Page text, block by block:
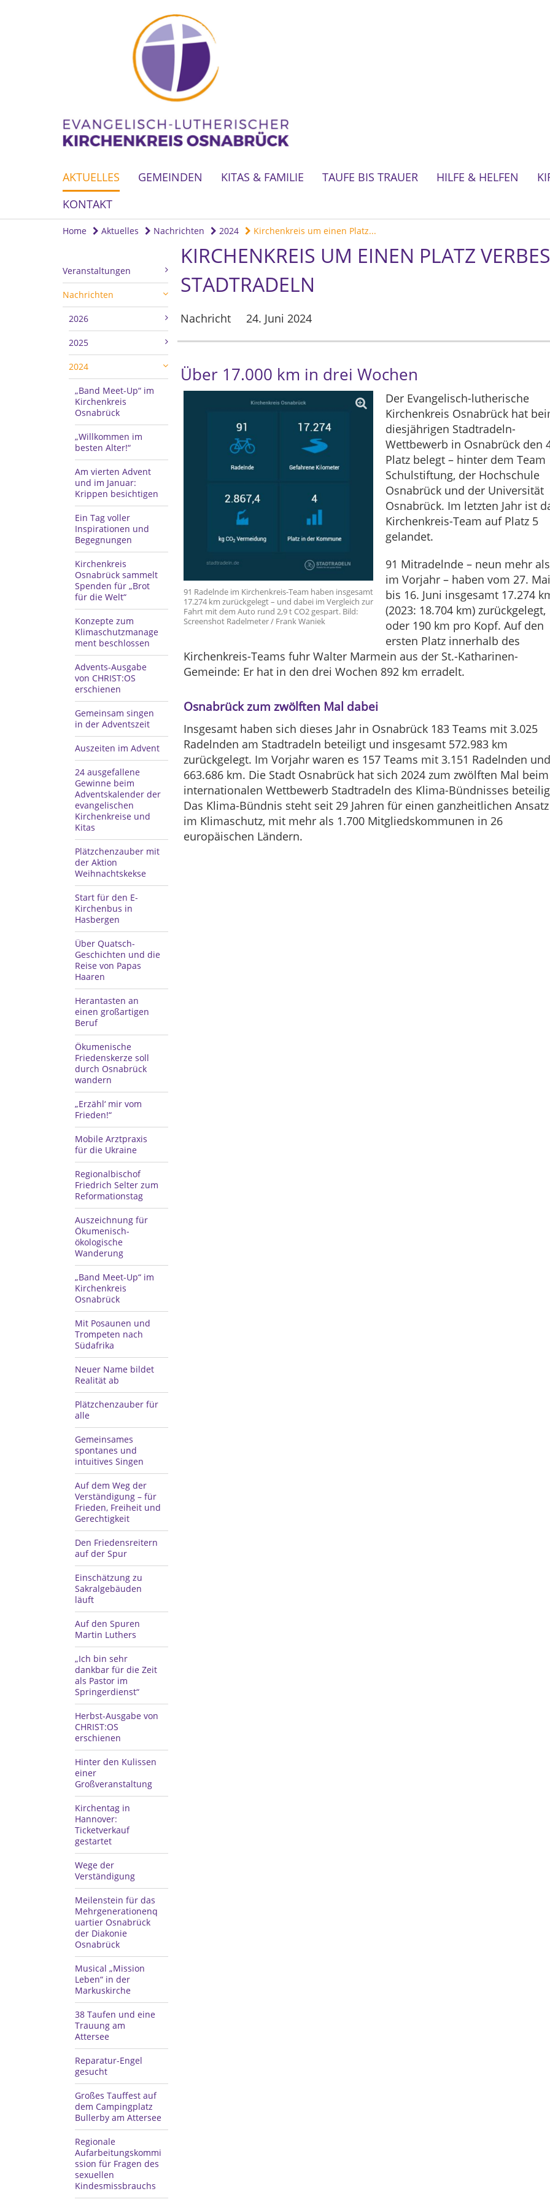
AKTUELLES GEMEINDEN KITAS & FAMILIE TAUFE BIS TRAUER HILFE & HELFEN
KONTAKT
Home Aktuelles Nachrichten 2024 Kirchenkreis um einen Platz...
Veranstaltungen
Nachrichten
2026
2025
2024
„Band Meet-Up“ im
Kirchenkreis
Osnabrück
„Willkommen im
besten Alter!“
Am vierten Advent
und im Januar:
Krippen besichtigen
Ein Tag voller
Inspirationen und
Begegnungen
Kirchenkreis
Osnabrück sammelt
Spenden für „Brot
für die Welt“
Konzepte zum
Klimaschutzmanage
ment beschlossen
Advents-Ausgabe
von CHRIST:OS
erschienen
Gemeinsam singen
in der Adventszeit
Auszeiten im Advent
24 ausgefallene
Gewinne beim
Adventskalender der
evangelischen
Kirchenkreise und
Kitas
Plätzchenzauber mit
der Aktion
Weihnachtskekse
Start für den E-
Kirchenbus in
Hasbergen
Über Quatsch-
Geschichten und die
Reise von Papas
Haaren
Herantasten an
einen großartigen
Beruf
Ökumenische
Friedenskerze soll
durch Osnabrück
wandern
„Erzähl‘ mir vom
Frieden!“
Mobile Arztpraxis
für die Ukraine
Regionalbischof
Friedrich Selter zum
Reformationstag
Auszeichnung für
Ökumenisch-
ökologische
Wanderung
„Band Meet-Up“ im
Kirchenkreis
Osnabrück
Mit Posaunen und
Trompeten nach
Südafrika
Neuer Name bildet
Realität ab
Plätzchenzauber für
alle
Gemeinsames
spontanes und
intuitives Singen
Auf dem Weg der
Verständigung – für
Frieden, Freiheit und
Gerechtigkeit
Den Friedensreitern
auf der Spur
Einschätzung zu
Sakralgebäuden
läuft
Auf den Spuren
Martin Luthers
„Ich bin sehr
dankbar für die Zeit
als Pastor im
Springerdienst“
Herbst-Ausgabe von
CHRIST:OS
erschienen
Hinter den Kulissen
einer
Großveranstaltung
Kirchentag in
Hannover:
Ticketverkauf
gestartet
Wege der
Verständigung
Meilenstein für das
Mehrgenerationenq
uartier Osnabrück
der Diakonie
Osnabrück
Musical „Mission
Leben“ in der
Markuskirche
38 Taufen und eine
Trauung am
Attersee
Reparatur-Engel
gesucht
Großes Tauffest auf
dem Campingplatz
Bullerby am Attersee
Regionale
Aufarbeitungskommi
ssion für Fragen des
sexuellen
Kindesmissbrauchs
KIRCHENKREIS UM EINEN PLATZ
STADTRADELN
Nachricht 24. Juni 2024
Über 17.000 km in drei Wochen
91 Radelnde im Kirchenkreis-Team haben insgesamt
17.274 km zurückgelegt – und dabei im Vergleich zur
Fahrt mit dem Auto rund 2,9 t CO2 gespart. Bild:
Screenshot Radelmeter / Frank Waniek
Der Evangelisch-lutherische
Kirchenkreis Osnabrück hat
diesjährigen Stadtradeln-
Wettbewerb in Osnabrück den
Platz belegt – hinter dem Team
Schulstiftung, der Hochschule
Osnabrück und der Universität
Osnabrück. Im letzten Jahr ist
Kirchenkreis-Team auf Platz 5
gelandet.
91 Mitradelnde – neun mehr als
im Vorjahr – haben vom 27. Mai
bis 16. Juni insgesamt 17.274
(2023: 18.704 km) zurückgelegt,
oder 190 km pro Kopf. Auf den
ersten Platz innerhalb des
Kirchenkreis-Teams fuhr Walter Marmein aus der St.-Katharinen-
Gemeinde: Er hat in den drei Wochen 892 km erradelt.
Osnabrück zum zwölften Mal dabei
Insgesamt haben sich dieses Jahr in Osnabrück 183 Teams mit 3.025
Radelnden am Stadtradeln beteiligt und insgesamt 572.983 km
zurückgelegt. Im Vorjahr waren es 157 Teams mit 3.151 Radelnden und
663.686 km. Die Stadt Osnabrück hat sich 2024 zum zwölften Mal beim
internationalen Wettbewerb Stadtradeln des Klima-Bündnisses
Das Klima-Bündnis steht seit 29 Jahren für einen ganzheitlichen Ansatz
im Klimaschutz, mit mehr als 1.700 Mitgliedskommunen in 26
europäischen Ländern.